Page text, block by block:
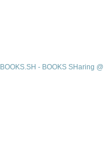
BOOKS.SH - BOOKS SHaring